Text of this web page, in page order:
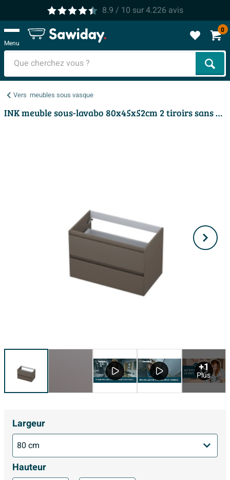
8.9 / 10 sur4.226 avis
Menu
0
Vers meubles sous vasque
INK meuble sous-lavabo 80x45x52cm 2 tiroirs sans poignées avec finition à 45 degrés tout autour MDF laqué taupe mat
+1
Plus
Largeur
Hauteur